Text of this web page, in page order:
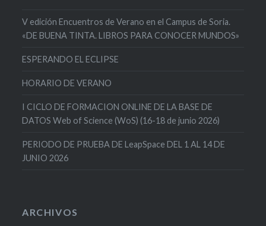
V edición Encuentros de Verano en el Campus de Soria.
«DE BUENA TINTA. LIBROS PARA CONOCER MUNDOS»
ESPERANDO EL ECLIPSE
HORARIO DE VERANO
I CICLO DE FORMACION ONLINE DE LA BASE DE
DATOS Web of Science (WoS) (16-18 de junio 2026)
PERIODO DE PRUEBA DE LeapSpace DEL 1 AL 14 DE
JUNIO 2026
ARCHIVOS